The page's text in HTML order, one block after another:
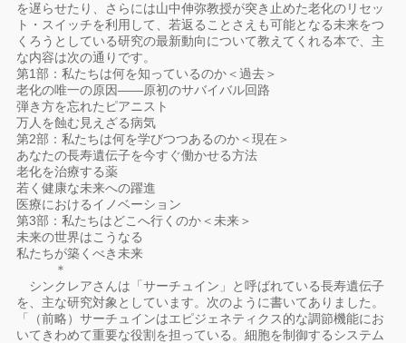
を遅らせたり、さらには山中伸弥教授が突き止めた老化のリセッ
ト・スイッチを利用して、若返ることさえも可能となる未来をつ
くろうとしている研究の最新動向について教えてくれる本で、主
な内容は次の通りです。
第1部：私たちは何を知っているのか＜過去＞
老化の唯一の原因――原初のサバイバル回路
弾き方を忘れたピアニスト
万人を蝕む見えざる病気
第2部：私たちは何を学びつつあるのか＜現在＞
あなたの長寿遺伝子を今すぐ働かせる方法
老化を治療する薬
若く健康な未来への躍進
医療におけるイノベーション
第3部：私たちはどこへ行くのか＜未来＞
未来の世界はこうなる
私たちが築くべき未来
＊
シンクレアさんは「サーチュイン」と呼ばれている長寿遺伝子
を、主な研究対象としています。次のように書いてありました。
「（前略）サーチュインはエピジェネティクス的な調節機能にお
いてきわめて重要な役割を担っている。細胞を制御するシステム